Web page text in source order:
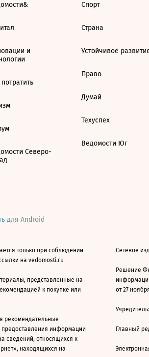
и
Северо-
Спорт
Страна
Устойчивое
Право
Думай
Техуспех
Ведомости Юг
для Android
только при соблюдении
на vedomosti.ru
представленные на
к покупке или
рекомендательные
информации
сведений, относящихся к
находящихся на
Сетевое
Решение
от 27
Главный